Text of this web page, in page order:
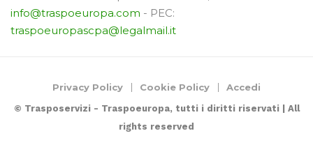
info@traspoeuropa.com - PEC:
traspoeuropascpa@legalmail.it
Privacy Policy Cookie Policy Accedi
© Trasposervizi - Traspoeuropa, tutti i diritti riservati | All
rights reserved